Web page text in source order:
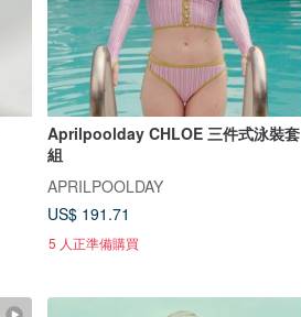
Aprilpoolday CHLOE 三件式泳裝套
組
APRILPOOLDAY
US$ 191.71
5 人正準備購買